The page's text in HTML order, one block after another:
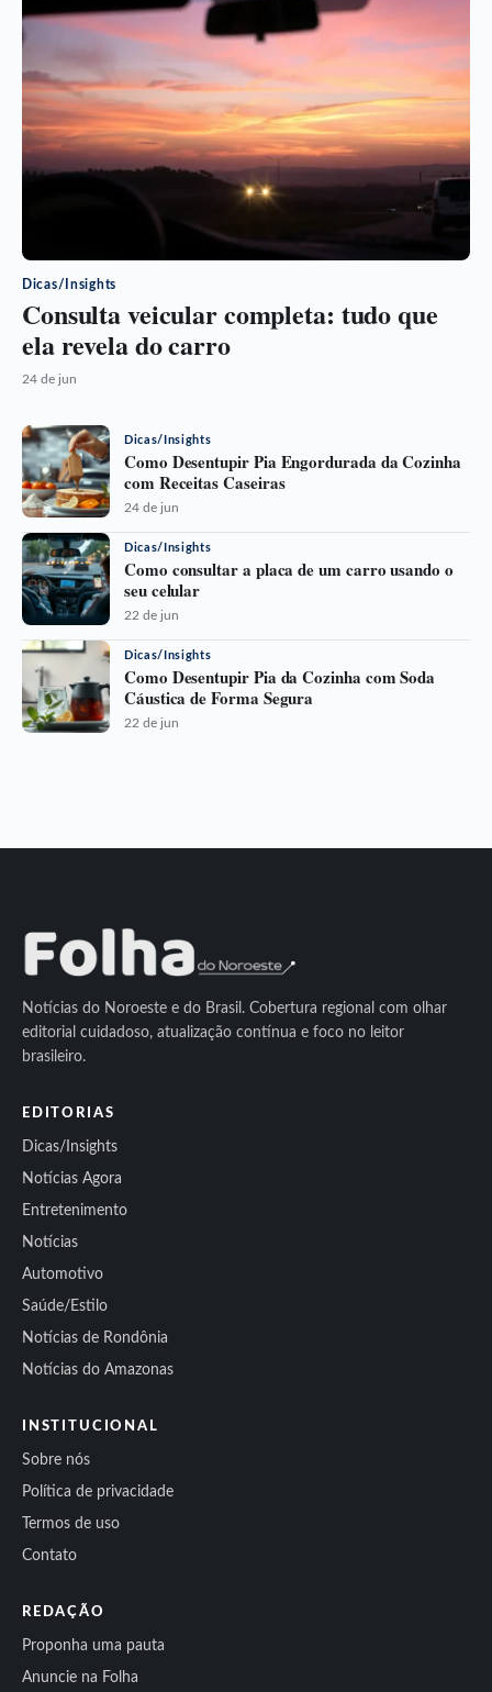
Dicas/Insights
Consulta veicular completa: tudo que
ela revela do carro
24 de jun
Dicas/Insights
Como Desentupir Pia Engordurada da Cozinha
com Receitas Caseiras
24 de jun
Dicas/Insights
Como consultar a placa de um carro usando o
seu celular
22 de jun
Dicas/Insights
Como Desentupir Pia da Cozinha com Soda
Cáustica de Forma Segura
22 de jun
Notícias do Noroeste e do Brasil. Cobertura regional com olhar
editorial cuidadoso, atualização contínua e foco no leitor
brasileiro.
EDITORIAS
Dicas/Insights
Notícias Agora
Entretenimento
Notícias
Automotivo
Saúde/Estilo
Notícias de Rondônia
Notícias do Amazonas
INSTITUCIONAL
Sobre nós
Política de privacidade
Termos de uso
Contato
REDAÇÃO
Proponha uma pauta
Anuncie na Folha